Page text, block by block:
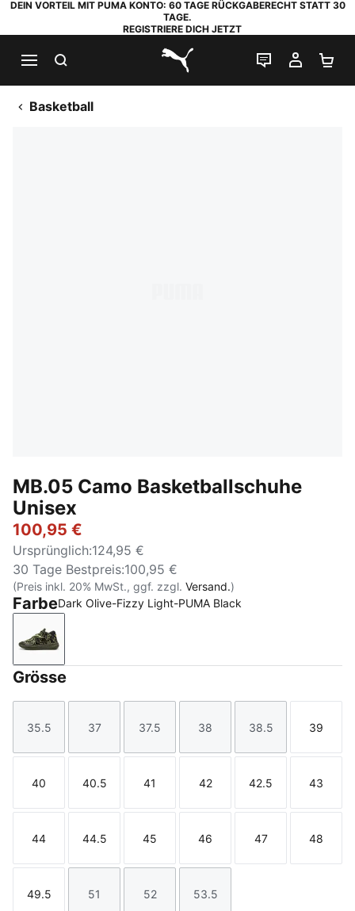
DEIN VORTEIL MIT PUMA KONTO: 60 TAGE RÜCKGABERECHT STATT 30
TAGE.
REGISTRIERE DICH JETZT
PUMA.com
LIVE-CHAT
MEIN
Basketball
MB.05 Camo Basketballschuhe
Unisex
100,95 €
Ursprünglich:124,95 €
30 Tage Bestpreis:100,95 €
(Preis inkl. 20% MwSt., ggf. zzgl. Versand.)
FarbeDark Olive-Fizzy Light-PUMA Black
Dark Olive-Fizzy Light-PUMA Black
Grösse
Größe
35.5
Größe
37
Größe
37.5
Größe
38
Größe
38.5
Größe
39
Größe
40
Größe
40.5
Größe
41
Größe
42
Größe
42.5
Größe
43
Größe
44
Größe
44.5
Größe
45
Größe
46
Größe
47
Größe
48
Größe
49.5
Größe
51
Größe
52
Größe
53.5